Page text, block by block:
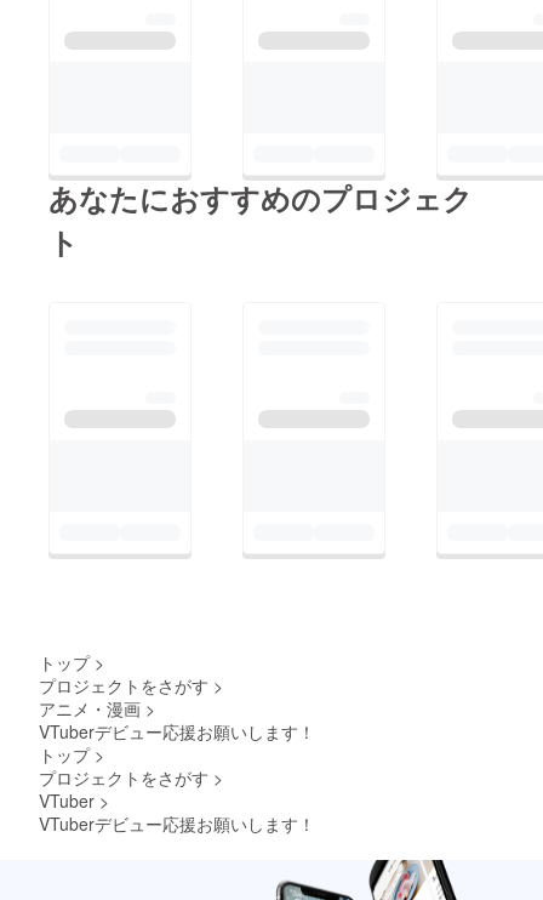
あなたにおすすめのプロジェク
ト
トップ >
プロジェクトをさがす >
アニメ・漫画 >
VTuberデビュー応援お願いします！
トップ >
プロジェクトをさがす >
VTuber >
VTuberデビュー応援お願いします！